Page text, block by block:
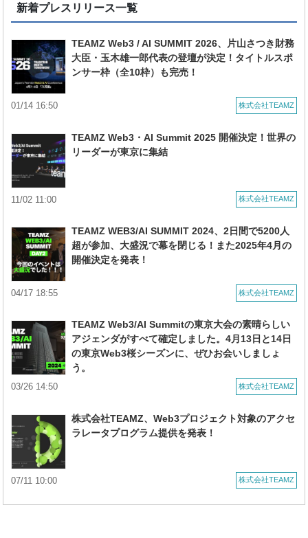
新着プレスリリース一覧
TEAMZ Web3 / AI SUMMIT 2026、片山さつき財務
大臣・玉木雄一郎代表の登壇が決定！タイトルスポ
ンサー枠（全10枠）も完売！
株式会社TEAMZ
01/14 16:50
TEAMZ Web3・AI Summit 2025 開催決定！世界の
リーダーが東京に集結
株式会社TEAMZ
11/02 11:00
TEAMZ WEB3/AI SUMMIT 2024、2日間で5200人
超が参加、大盛況で幕を閉じる！また2025年4月の
開催決定を発表！
株式会社TEAMZ
04/17 18:55
TEAMZ Web3/AI Summitの東京大会の素晴らしい
アジェンダがすべて確定しました。4月13日と14日
の東京Web3桜シーズンに、ぜひお会いしましょ
う。
株式会社TEAMZ
03/26 14:50
株式会社TEAMZ、Web3プロジェクト対象のアクセ
ラレータプログラム提供を発表！
株式会社TEAMZ
07/11 10:00